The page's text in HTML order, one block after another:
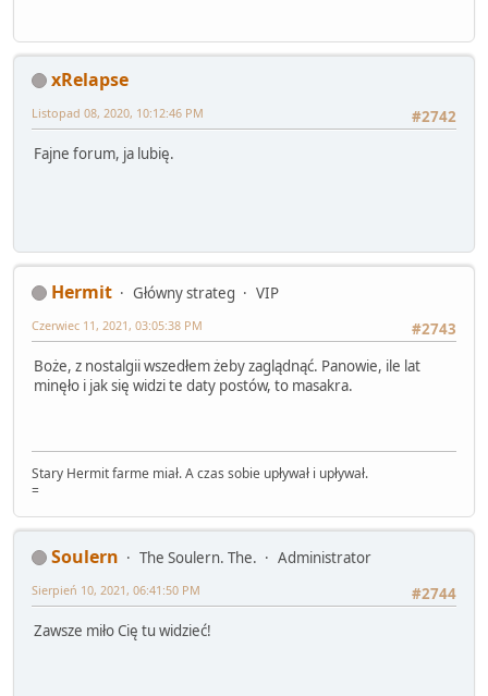
xRelapse
#2742
Listopad 08, 2020, 10:12:46 PM
Fajne forum, ja lubię.
Hermit Główny strateg
VIP
#2743
Czerwiec 11, 2021, 03:05:38 PM
Boże, z nostalgii wszedłem żeby zaglądnąć. Panowie, ile lat
minęło i jak się widzi te daty postów, to masakra.
Stary Hermit farme miał. A czas sobie upływał i upływał.
=
Soulern The Soulern. The.
Administrator
#2744
Sierpień 10, 2021, 06:41:50 PM
Zawsze miło Cię tu widzieć!